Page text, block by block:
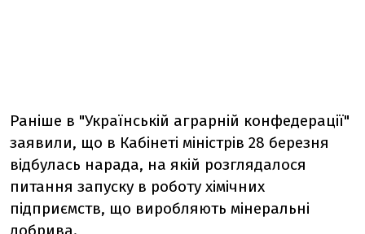
Раніше в "Українській аграрній конфедерації"
заявили, що в Кабінеті міністрів 28 березня
відбулась нарада, на якій розглядалося
питання запуску в роботу хімічних
підприємств, що виробляють мінеральні